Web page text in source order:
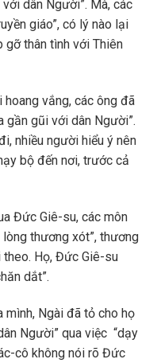
với dân Người”. Mà, các
giáo”, có lý nào lại
gỡ thân tình với Thiên
hoang vắng, các ông đã
gần gũi với dân Người”.
nhiều người hiểu ý nên
bộ đến nơi, trước cả
Đức Giê-su, các môn
lòng thương xót”, thương
Họ, Đức Giê-su
dắt”.
mình, Ngài đã tỏ cho họ
Người” qua việc “dạy
cô không nói rõ Đức